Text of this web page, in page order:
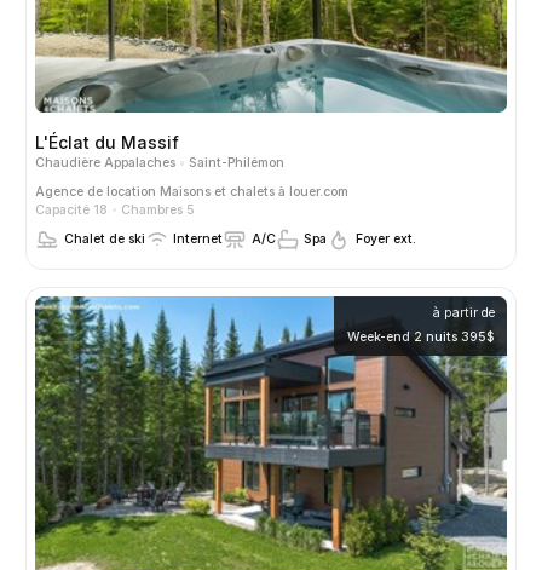
L'Éclat du Massif
Chaudière Appalaches
Saint-Philémon
Agence de location Maisons et chalets à louer.com
Capacité 18
Chambres 5
Chalet de ski
Internet A/C Spa Foyer ext.
à partir de
Week-end 2 nuits 395$